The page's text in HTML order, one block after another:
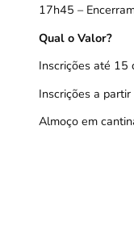
17h45 –
Qual o Valor?
Inscrições até 15
Inscrições a
Almoço em